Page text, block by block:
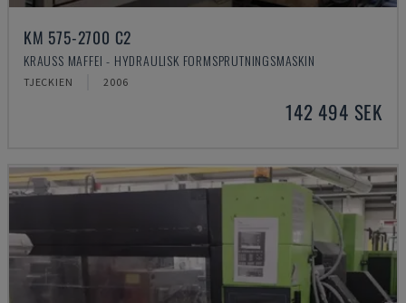
KM 575-2700 C2
KRAUSS MAFFEI - HYDRAULISK FORMSPRUTNINGSMASKIN
TJECKIEN 2006
142 494 SEK